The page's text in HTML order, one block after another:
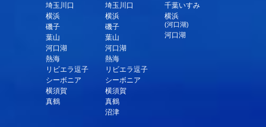
埼玉川口
横浜
磯子
葉山
河口湖
熱海
リビエラ逗子
シーボニア
横須賀
真鶴
埼玉川口
横浜
磯子
葉山
河口湖
熱海
リビエラ逗子
シーボニア
横須賀
真鶴
沼津
千葉いすみ
横浜
(河口湖)
河口湖